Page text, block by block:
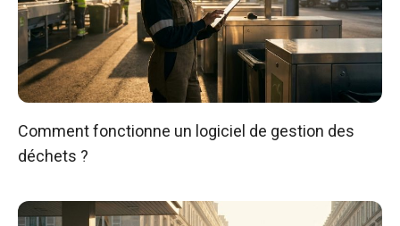
Comment fonctionne un logiciel de gestion des
déchets ?